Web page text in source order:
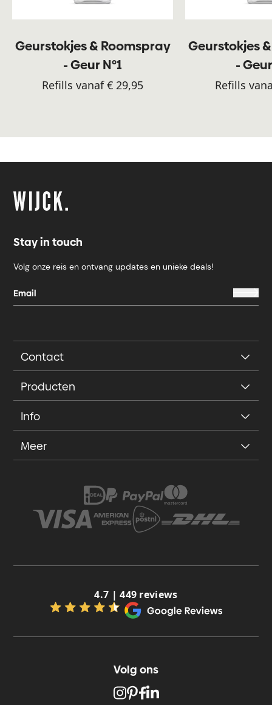
Geurstokjes & Roomspray
- Geur N°1
Refills vanaf € 29,95
Geurstokjes
-
Refills
Stay in touch
Volg onze reis en ontvang updates en unieke deals!
Contact
Producten
Info
Meer
4.7 | 449 reviews
Volg ons